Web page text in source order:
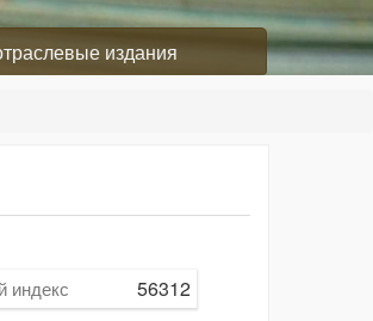
издания
индекс 56312